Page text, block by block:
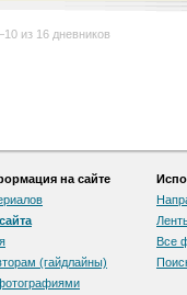
из 16 дневников
на сайте
(гайдлайны)
Все